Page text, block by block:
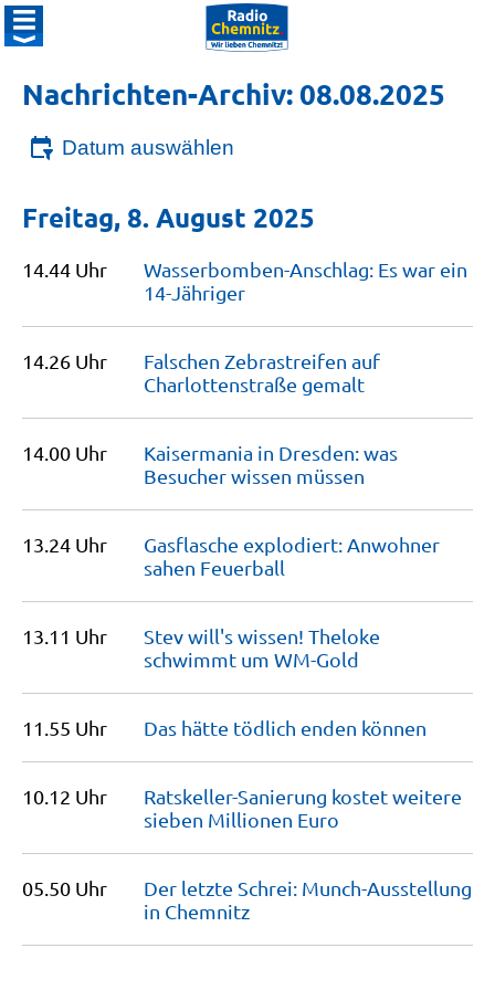
Nachrichten-Archiv: 08.08.2025
Datum auswählen
Freitag, 8. August 2025
14.44 Uhr
Wasserbomben-Anschlag: Es war ein
14-Jähriger
14.26 Uhr
Falschen Zebrastreifen auf
Charlottenstraße gemalt
14.00 Uhr
Kaisermania in Dresden: was
Besucher wissen müssen
13.24 Uhr
Gasflasche explodiert: Anwohner
sahen Feuerball
13.11 Uhr
Stev will's wissen! Theloke
schwimmt um WM-Gold
11.55 Uhr Das hätte tödlich enden können
10.12 Uhr
Ratskeller-Sanierung kostet weitere
sieben Millionen Euro
05.50 Uhr
Der letzte Schrei: Munch-Ausstellung
in Chemnitz